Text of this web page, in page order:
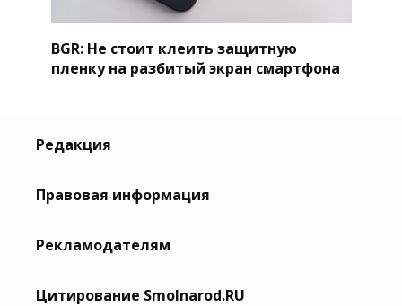
BGR: Не стоит клеить защитную
пленку на разбитый экран смартфона
Редакция
Правовая информация
Рекламодателям
Цитирование Smolnarod.RU